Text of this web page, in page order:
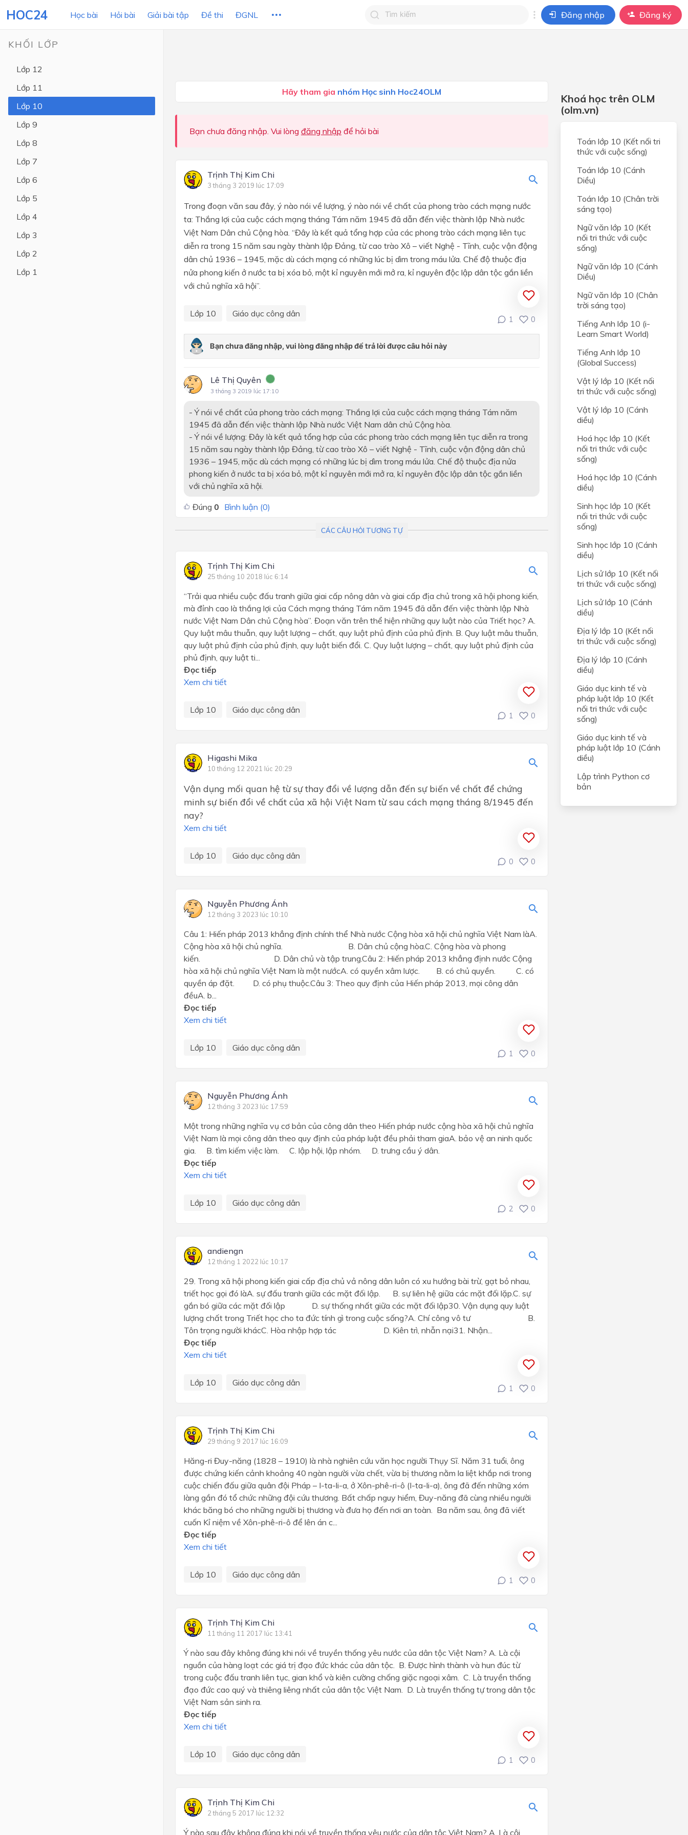
HOC24 Học bài Hỏi bài Giải bài tập Đề thi ĐGNL Đăng nhập Đăng ký
Lớp 12
Lớp 11
KHỐI LỚP
Lớp 12
Lớp 11
Lớp 10
Lớp 9
Lớp 8
Lớp 7
Lớp 6
Lớp 5
Lớp 4
Lớp 3
Lớp 2
Lớp 1
Hãy tham gia nhóm Học sinh Hoc24OLM
Bạn chưa đăng nhập. Vui lòng đăng nhập để hỏi bài
Trịnh Thị Kim Chi
3 tháng 3 2019 lúc 17:09
Trong đoạn văn sau đây, ý nào nói về lượng, ý nào nói về chất của phong trào cách mạng nước
ta: Thắng lợi của cuộc cách mạng tháng Tám năm 1945 đã dẫn đến việc thành lập Nhà nước
Việt Nam Dân chủ Cộng hòa. “Đây là kết quả tổng hợp của các phong trào cách mạng liên tục
diễn ra trong 15 năm sau ngày thành lập Đảng, từ cao trào Xô – viết Nghệ - Tĩnh, cuộc vận động
dân chủ 1936 – 1945, mặc dù cách mạng có những lúc bị dìm trong máu lửa. Chế độ thuộc địa
nửa phong kiến ở nước ta bị xóa bỏ, một kỉ nguyên mới mở ra, kỉ nguyên độc lập dân tộc gắn liền
với chủ nghĩa xã hội”.
Lớp 10 Giáo dục công dân
1 0
Lê Thị Quyên
3 tháng 3 2019 lúc 17:10
- Ý nói về chất của phong trào cách mạng: Thắng lợi của cuộc cách mạng tháng Tám năm
1945 đã dẫn đến việc thành lập Nhà nước Việt Nam dân chủ Cộng hòa.
- Ý nói về lượng: Đây là kết quả tổng hợp của các phong trào cách mạng liên tục diễn ra trong
15 năm sau ngày thành lập Đảng, từ cao trào Xô – viết Nghệ - Tĩnh, cuộc vận động dân chủ
1936 – 1945, mặc dù cách mạng có những lúc bị dìm trong máu lửa. Chế độ thuộc địa nửa
phong kiến ở nước ta bị xóa bỏ, một kỉ nguyên mới mở ra, kỉ nguyên độc lập dân tộc gắn liền
với chủ nghĩa xã hội.
Đúng 0 Bình luận (0)
CÁC CÂU HỎI TƯƠNG TỰ
Trịnh Thị Kim Chi
25 tháng 10 2018 lúc 6:14
“Trải qua nhiều cuộc đấu tranh giữa giai cấp nông dân và giai cấp địa chủ trong xã hội phong kiến,
mà đỉnh cao là thắng lợi của Cách mạng tháng Tám năm 1945 đã dẫn đến việc thành lập Nhà
nước Việt Nam Dân chủ Cộng hòa”. Đoạn văn trên thể hiện những quy luật nào của Triết học? A.
Quy luật mâu thuẫn, quy luật lượng – chất, quy luật phủ định của phủ định. B. Quy luật mâu thuẫn,
quy luật phủ định của phủ định, quy luật biến đổi. C. Quy luật lượng – chất, quy luật phủ định của
phủ định, quy luật ti...
Đọc tiếp
Xem chi tiết
Lớp 10 Giáo dục công dân
1 0
Higashi Mika
10 tháng 12 2021 lúc 20:29
Vận dụng mối quan hệ từ sự thay đổi về lượng dẫn đến sự biến về chất để chứng
minh sự biến đổi về chất của xã hội Việt Nam từ sau cách mạng tháng 8/1945 đến
nay?
Xem chi tiết
Lớp 10 Giáo dục công dân
0 0
Nguyễn Phương Ánh
12 tháng 3 2023 lúc 10:10
Câu 1: Hiến pháp 2013 khẳng định chính thể Nhà nước Cộng hòa xã hội chủ nghĩa Việt Nam làA.
Cộng hòa xã hội chủ nghĩa. B. Dân chủ cộng hòa.C. Cộng hòa và phong
kiến. D. Dân chủ và tập trung.Câu 2: Hiến pháp 2013 khẳng định nước Cộng
hòa xã hội chủ nghĩa Việt Nam là một nướcA. có quyền xâm lược. B. có chủ quyền. C. có
quyền áp đặt. D. có phụ thuộc.Câu 3: Theo quy định của Hiến pháp 2013, mọi công dân
đềuA. b...
Đọc tiếp
Xem chi tiết
Lớp 10 Giáo dục công dân
1 0
Nguyễn Phương Ánh
12 tháng 3 2023 lúc 17:59
Một trong những nghĩa vụ cơ bản của công dân theo Hiến pháp nước cộng hòa xã hội chủ nghĩa
Việt Nam là mọi công dân theo quy định của pháp luật đều phải tham giaA. bảo vệ an ninh quốc
gia. B. tìm kiếm việc làm. C. lập hội, lập nhóm. D. trưng cầu ý dân.
Đọc tiếp
Xem chi tiết
Lớp 10 Giáo dục công dân
2 0
andiengn
12 tháng 1 2022 lúc 10:17
29. Trong xã hội phong kiến giai cấp địa chủ vả nông dân luôn có xu hướng bài trừ, gạt bỏ nhau,
triết học gọi đó làA. sự đấu tranh giữa các mặt đối lập. B. sự liên hệ giữa các mặt đối lặp.C. sự
gắn bó giữa các mặt đối lập D. sự thống nhất giữa các mặt đối lập30. Vận dụng quy luật
lượng chất trong Triết học cho ta đức tính gì trong cuộc sống?A. Chí công vô tư B.
Tôn trọng người khácC. Hòa nhập hợp tác D. Kiên trì, nhẫn nại31. Nhận...
Đọc tiếp
Xem chi tiết
Lớp 10 Giáo dục công dân
1 0
Trịnh Thị Kim Chi
29 tháng 9 2017 lúc 16:09
Hăng-ri Đuy-năng (1828 – 1910) là nhà nghiên cứu văn học người Thụy Sĩ. Năm 31 tuổi, ông
được chứng kiến cảnh khoảng 40 ngàn người vừa chết, vừa bị thương nằm la liệt khắp nơi trong
cuộc chiến đấu giữa quân đội Pháp – I-ta-li-a, ở Xôn-phê-ri-ô (I-ta-li-a), ông đã đến những xóm
làng gần đó tổ chức những đội cứu thương. Bất chấp nguy hiểm, Đuy-năng đã cùng nhiều người
khác băng bó cho những người bị thương và đưa họ đến nơi an toàn. Ba năm sau, ông đã viết
cuốn Kỉ niệm về Xôn-phê-ri-ô để lên án c...
Đọc tiếp
Xem chi tiết
Lớp 10 Giáo dục công dân
1 0
Trịnh Thị Kim Chi
11 tháng 11 2017 lúc 13:41
Ý nào sau đây không đúng khi nói về truyền thống yêu nước của dân tộc Việt Nam? A. Là cội
nguồn của hàng loạt các giá trị đạo đức khác của dân tộc. B. Được hình thành và hun đúc từ
trong cuộc đấu tranh liên tục, gian khổ và kiên cường chống giặc ngoại xâm. C. Là truyền thống
đạo đức cao quý và thiêng liêng nhất của dân tộc Việt Nam. D. Là truyền thống tự trong dân tộc
Việt Nam sản sinh ra.
Đọc tiếp
Xem chi tiết
Lớp 10 Giáo dục công dân
1 0
Trịnh Thị Kim Chi
2 tháng 5 2017 lúc 12:32
Ý nào sau đây không đúng khi nói về truyền thống yêu nước của dân tộc Việt Nam? A. Là cội
Khoá học trên OLM
(olm.vn)
Toán lớp 10 (Kết nối tri
thức với cuộc sống)
Toán lớp 10 (Cánh
Diều)
Toán lớp 10 (Chân trời
sáng tạo)
Ngữ văn lớp 10 (Kết
nối tri thức với cuộc
sống)
Ngữ văn lớp 10 (Cánh
Diều)
Ngữ văn lớp 10 (Chân
trời sáng tạo)
Tiếng Anh lớp 10 (i-
Learn Smart World)
Tiếng Anh lớp 10
(Global Success)
Vật lý lớp 10 (Kết nối
tri thức với cuộc sống)
Vật lý lớp 10 (Cánh
diều)
Hoá học lớp 10 (Kết
nối tri thức với cuộc
sống)
Hoá học lớp 10 (Cánh
diều)
Sinh học lớp 10 (Kết
nối tri thức với cuộc
sống)
Sinh học lớp 10 (Cánh
diều)
Lịch sử lớp 10 (Kết nối
tri thức với cuộc sống)
Lịch sử lớp 10 (Cánh
diều)
Địa lý lớp 10 (Kết nối
tri thức với cuộc sống)
Địa lý lớp 10 (Cánh
diều)
Giáo dục kinh tế và
pháp luật lớp 10 (Kết
nối tri thức với cuộc
sống)
Giáo dục kinh tế và
pháp luật lớp 10 (Cánh
diều)
Lập trình Python cơ
bản